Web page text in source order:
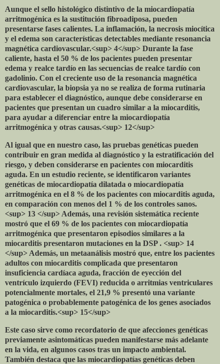
Aunque el sello histológico distintivo de la miocardiopatía
arritmogénica es la sustitución fibroadiposa, pueden
presentarse fases calientes. La inflamación, la necrosis miocítica
y el edema son características detectables mediante resonancia
magnética cardiovascular.<sup> 4</sup> Durante la fase
caliente, hasta el 50 % de los pacientes pueden presentar
edema y realce tardío en las secuencias de realce tardío con
gadolinio. Con el creciente uso de la resonancia magnética
cardiovascular, la biopsia ya no se realiza de forma rutinaria
para establecer el diagnóstico, aunque debe considerarse en
pacientes que presentan un cuadro similar a la miocarditis,
para ayudar a diferenciar entre la miocardiopatía
arritmogénica y otras causas.<sup> 12</sup>
Al igual que en nuestro caso, las pruebas genéticas pueden
contribuir en gran medida al diagnóstico y la estratificación del
riesgo, y deben considerarse en pacientes con miocarditis
aguda. En un estudio reciente, se identificaron variantes
genéticas de miocardiopatía dilatada o miocardiopatía
arritmogénica en el 8 % de los pacientes con miocarditis aguda,
en comparación con menos del 1 % de los controles sanos.
<sup> 13 </sup> Además, una revisión sistemática reciente
mostró que el 69 % de los pacientes con miocardiopatía
arritmogénica que presentaron episodios similares a la
miocarditis presentaron mutaciones en la DSP . <sup> 14
</sup> Además, un metaanálisis mostró que, entre los pacientes
adultos con miocarditis complicada que presentaron
insuficiencia cardíaca aguda, fracción de eyección del
ventrículo izquierdo (FEVI) reducida o arritmias ventriculares
potencialmente mortales, el 21,9 % presentó una variante
patogénica o probablemente patogénica de los genes asociados
a la miocarditis.<sup> 15</sup>
Este caso sirve como recordatorio de que afecciones genéticas
previamente asintomáticas pueden manifestarse más adelante
en la vida, en algunos casos tras un impacto ambiental.
También destaca que las miocardiopatías genéticas deben